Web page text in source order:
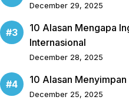
December 29, 2025
10 Alasan Mengapa
Internasional
December 28, 2025
10 Alasan Menyimpan
December 25, 2025